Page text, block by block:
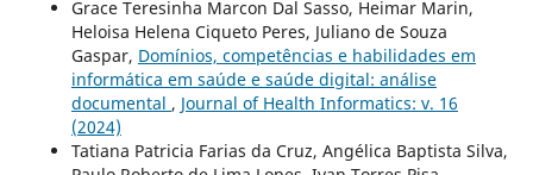
Grace Teresinha Marcon Dal Sasso, Heimar Marin,
Heloisa Helena Ciqueto Peres, Juliano de Souza
Gaspar, Domínios, competências e habilidades em
informática em saúde e saúde digital: análise
documental , Journal of Health Informatics: v. 16
(2024)
Tatiana Patricia Farias da Cruz, Angélica Baptista Silva,